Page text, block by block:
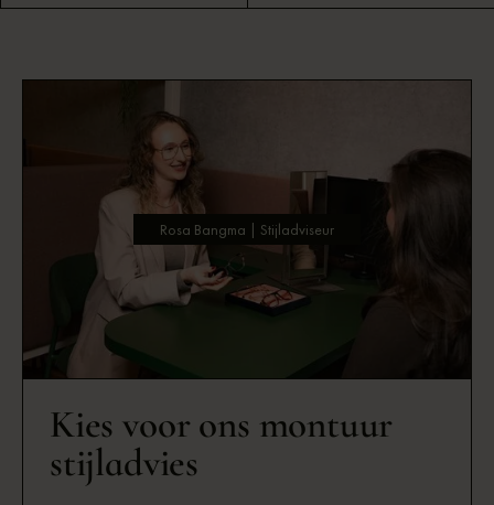
Kies voor ons montuur
stijladvies
Rosa Bangma | Stijladviseur